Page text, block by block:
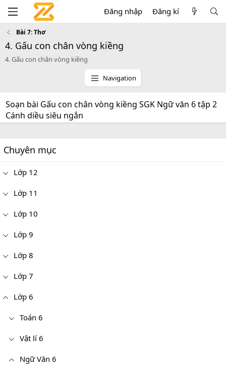
Đăng nhập Đăng kí
Bài 7: Thơ
4. Gấu con chân vòng kiềng
4. Gấu con chân vòng kiềng
Navigation
Soạn bài Gấu con chân vòng kiềng SGK Ngữ văn 6 tập 2
Cánh diều siêu ngắn
Chuyên mục
Lớp 12
Lớp 11
Lớp 10
Lớp 9
Lớp 8
Lớp 7
Lớp 6
Toán 6
Vật lí 6
Ngữ Văn 6